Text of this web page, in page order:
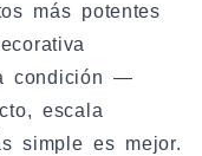
más potentes
condición —
escala
simple es mejor.